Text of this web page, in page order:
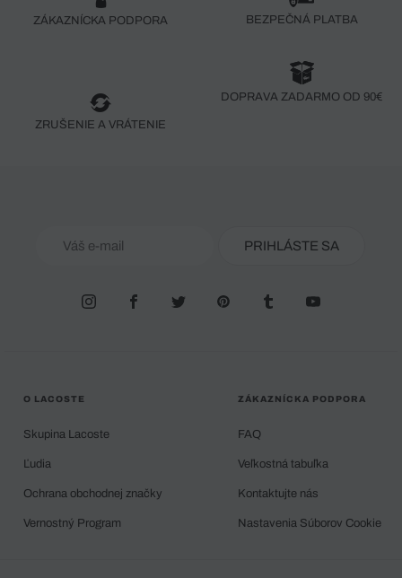
ZÁKAZNÍCKA PODPORA BEZPEČNÁ PLATBA
ZRUŠENIE A VRÁTENIE
DOPRAVA ZADARMO OD 90€
PRIHLÁSTE SA
O LACOSTE
Skupina Lacoste
Ľudia
Ochrana obchodnej značky
Vernostný Program
ZÁKAZNÍCKA PODPORA
FAQ
Veľkostná tabuľka
Kontaktujte nás
Nastavenia Súborov Cookie